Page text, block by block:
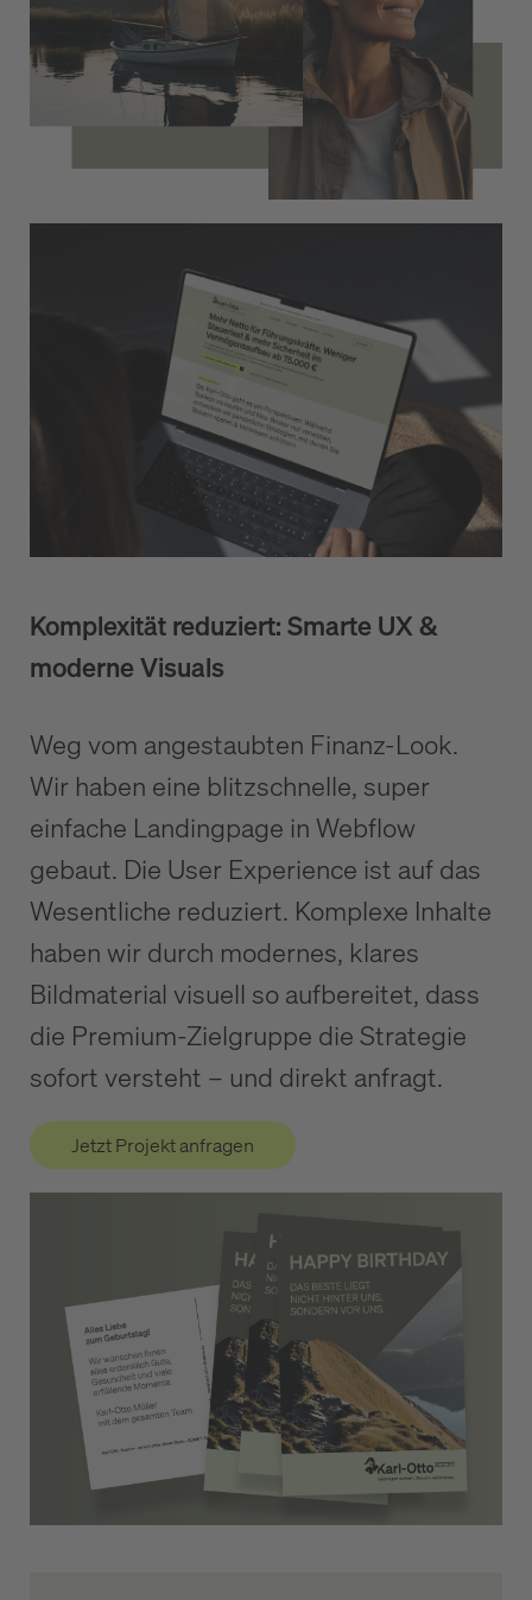
Komplexität reduziert: Smarte UX &
moderne Visuals
Weg vom angestaubten Finanz-Look.
Wir haben eine blitzschnelle, super
einfache Landingpage in Webflow
gebaut. Die User Experience ist auf das
Wesentliche reduziert. Komplexe Inhalte
haben wir durch modernes, klares
Bildmaterial visuell so aufbereitet, dass
die Premium-Zielgruppe die Strategie
sofort versteht – und direkt anfragt.
Jetzt Projekt anfragen